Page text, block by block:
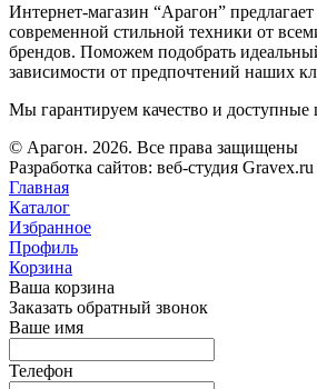
Интернет-магазин “Арагон”
современной стильной техники от
брендов. Поможем подобрать
зависимости от предпочтений наших
Мы гарантируем качество и доступные
© Арагон. 2026. Все права защищены
Разработка сайтов: веб-студия Gravex.ru
Главная
Каталог
Избранное
Профиль
Корзина
Ваша корзина
Заказать обратный звонок
Ваше имя
Телефон